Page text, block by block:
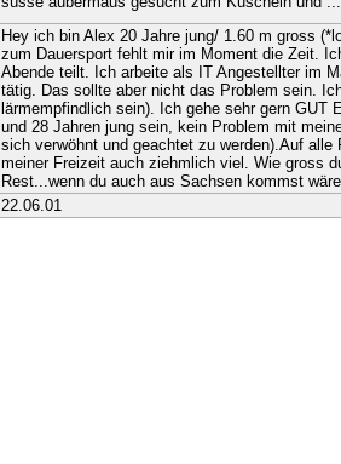
Hey ich bin Alex 20 Jahre jung/ 1.60 m gross
zum Dauersport fehlt mir im Moment die Zeit.
Abende teilt. Ich arbeite als IT Angestellter im
tätig. Das sollte aber nicht das Problem sein.
lärmempfindlich sein). Ich gehe sehr gern GUT
und 28 Jahren jung sein, kein Problem mit
sich verwöhnt und geachtet zu werden).Auf
meiner Freizeit auch ziehmlich viel. Wie gross
Rest...wenn du auch aus Sachsen kommst
22.06.01